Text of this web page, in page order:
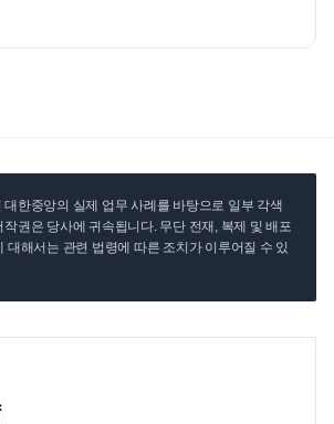
한중앙의 실제 업무 사례를 바탕으로 일부 각색
권은 당사에 귀속됩니다. 무단 전재, 복제 및 배포
대해서는 관련 법령에 따른 조치가 이루어질 수 있